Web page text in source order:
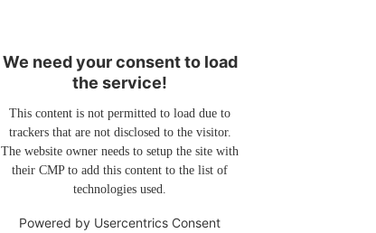
We need your consent to load
the service!
This content is not permitted to load due to
trackers that are not disclosed to the visitor.
The website owner needs to setup the site with
their CMP to add this content to the list of
technologies used.
Powered by Usercentrics Consent